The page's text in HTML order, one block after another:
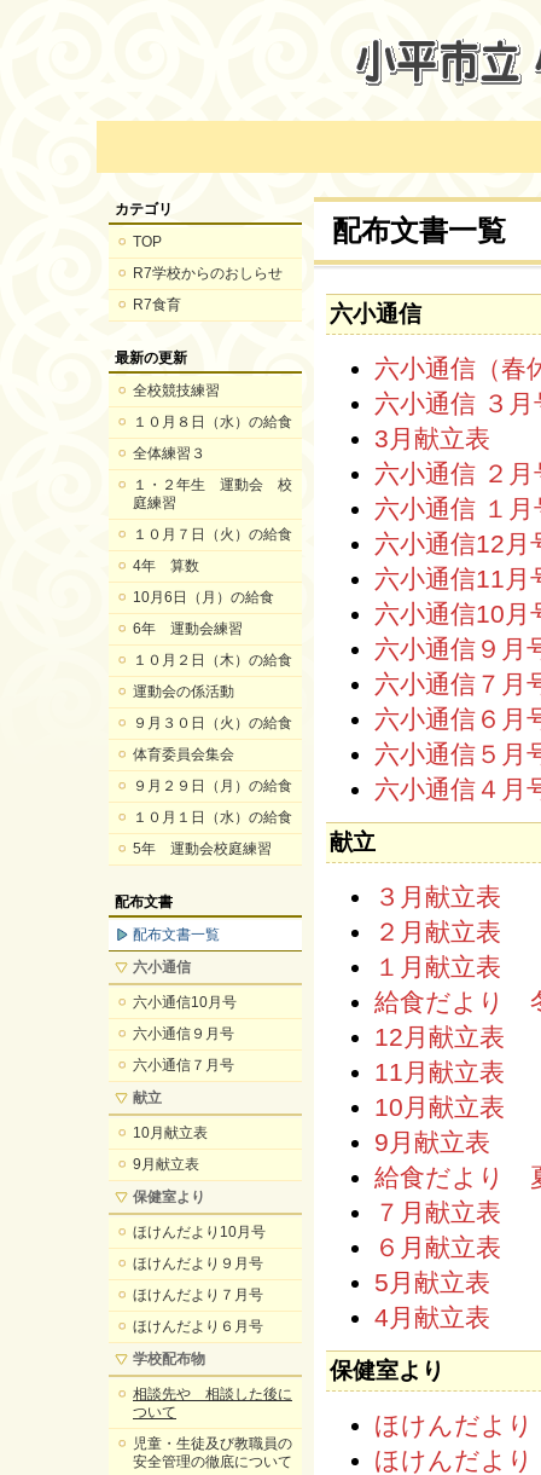
カテゴリ
TOP
R7学校からのおしらせ
R7食育
最新の更新
全校競技練習
１０月８日（水）の給食
全体練習３
１・２年生 運動会 校
庭練習
１０月７日（火）の給食
4年 算数
10月6日（月）の給食
6年 運動会練習
１０月２日（木）の給食
運動会の係活動
９月３０日（火）の給食
体育委員会集会
９月２９日（月）の給食
１０月１日（水）の給食
5年 運動会校庭練習
配布文書
配布文書一覧
六小通信
六小通信10月号
六小通信９月号
六小通信７月号
献立
10月献立表
9月献立表
保健室より
ほけんだより10月号
ほけんだより９月号
ほけんだより７月号
ほけんだより６月号
学校配布物
相談先や 相談した後に
ついて
児童・生徒及び教職員の
安全管理の徹底について
配布文書一覧
六小通信
六小通信（春
六小通信 ３月
3月献立表
六小通信 ２月
六小通信 １月
六小通信12月
六小通信11月
六小通信10月
六小通信９月
六小通信７月
六小通信６月
六小通信５月
六小通信４月
献立
３月献立表
２月献立表
１月献立表
給食だより
12月献立表
11月献立表
10月献立表
9月献立表
給食だより
７月献立表
６月献立表
5月献立表
4月献立表
保健室より
ほけんだより
ほけんだより